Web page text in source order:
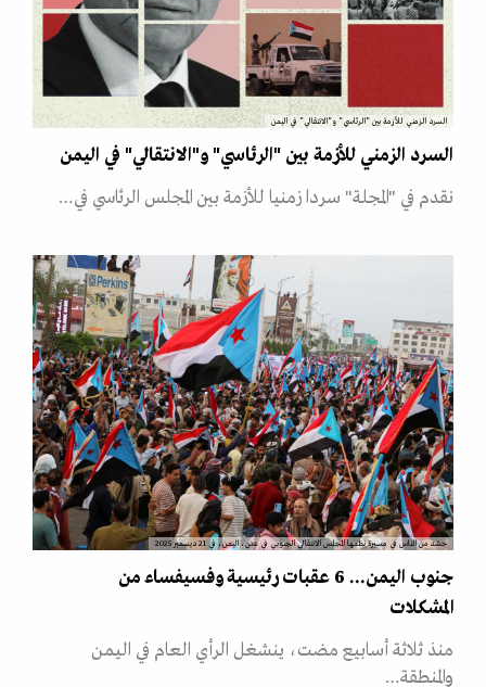
السرد الزمني للأزمة بين "الرئاسي" و"الانتقالي" في اليمن
السرد الزمني للأزمة بين "الرئاسي" و"الانتقالي" في اليمن
نقدم في "المجلة" سردا زمنيا للأزمة بين المجلس الرئاسي في…
حشد من الناس في مسيرة نظمها المجلس الانتقالي الجنوبي في عدن، اليمن، في 21 ديسمبر 2025
جنوب اليمن... 6 عقبات رئيسية وفسيفساء من
المشكلات
منذ ثلاثة أسابيع مضت، ينشغل الرأي العام في اليمن
والمنطقة…